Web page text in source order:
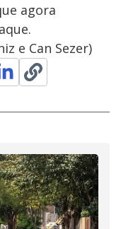
agora
e Can Sezer)